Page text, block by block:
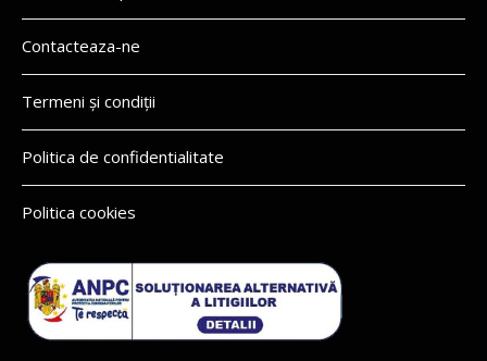
Contacteaza-ne
Termeni și condiții
Politica de confidentialitate
Politica cookies